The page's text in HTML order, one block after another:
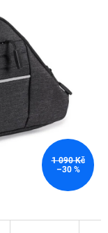
1 090 Kč
–30 %